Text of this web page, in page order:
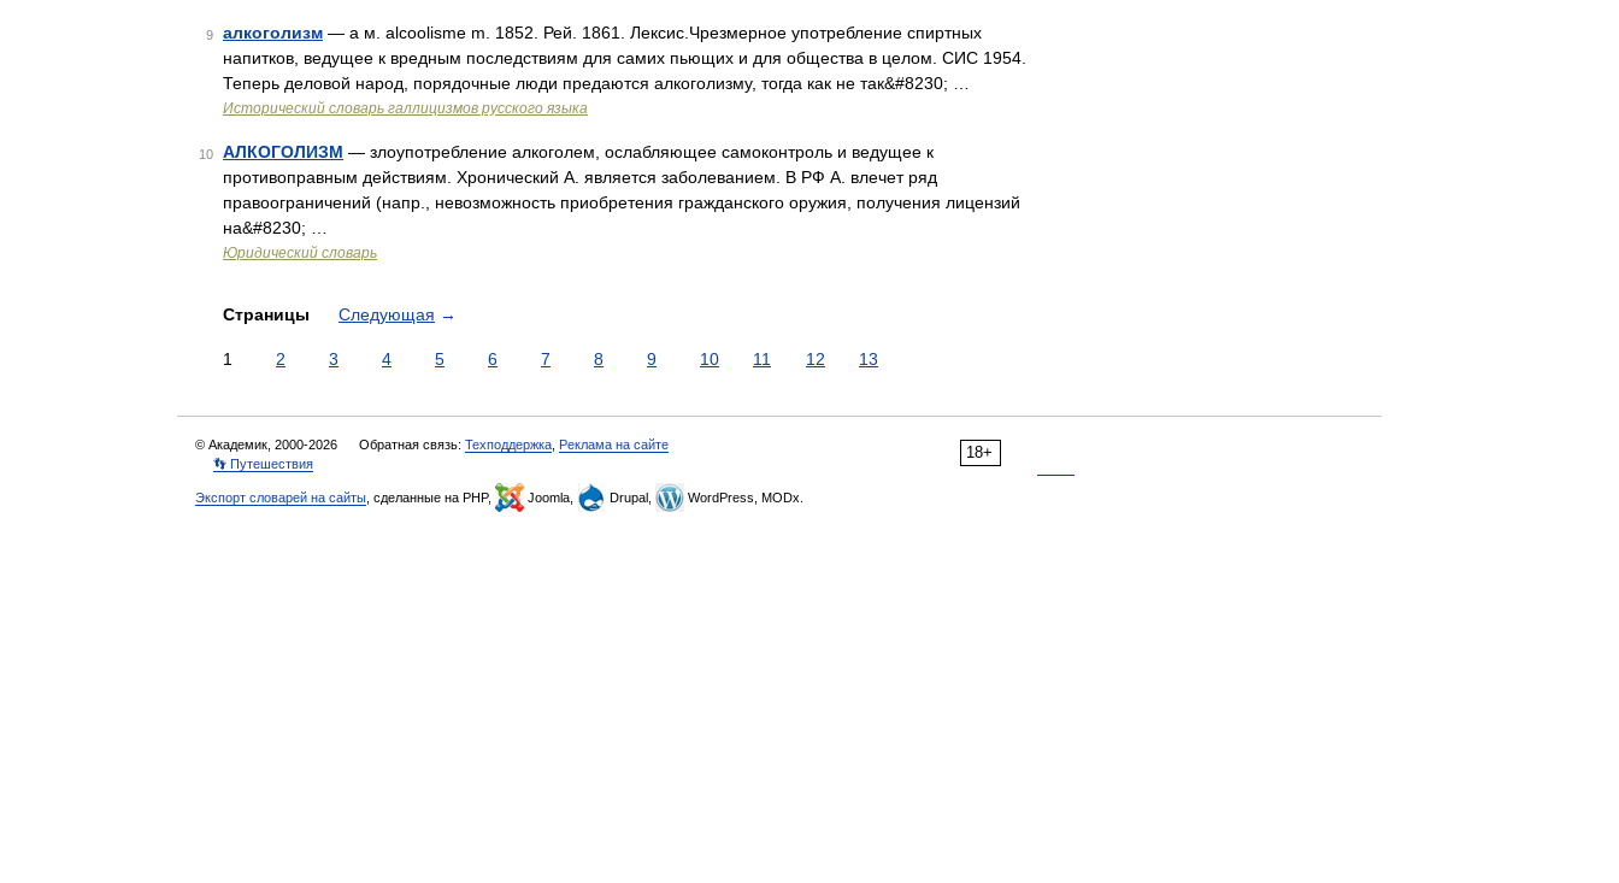
9 алкоголизм — а м. alcoolisme m. 1852. Рей. 1861. Лексис.Чрезмерное употребление спиртных
напитков, ведущее к вредным последствиям для самих пьющих и для общества в целом. СИС 1954.
Теперь деловой народ, порядочные люди предаются алкоголизму, тогда как не так&#8230; …
Исторический словарь галлицизмов русского языка
10 АЛКОГОЛИЗМ — злоупотребление алкоголем, ослабляющее самоконтроль и ведущее к
противоправным действиям. Хронический А. является заболеванием. В РФ А. влечет ряд
правоограничений (напр., невозможность приобретения гражданского оружия, получения лицензий
на&#8230; …
Юридический словарь
Страницы Следующая →
1 2 3 4 5 6 7 8 9 10 11 12 13
18+
© Академик, 2000-2026 Обратная связь: Техподдержка Реклама на сайте
👣 Путешествия
Экспорт словарей на сайты , сделанные на PHP, Joomla, Drupal, WordPress, MODx.